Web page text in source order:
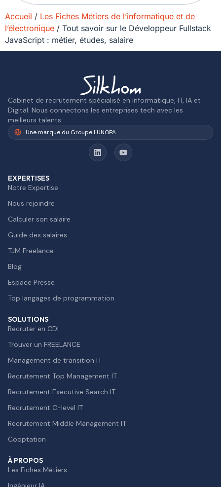
Accueil / Les Fiches Métiers de l’informatique et de
l’électronique / Tout savoir sur le Développeur Fullstack
JavaScript : métier, études, salaire
Cabinet de recrutement spécialisé en informatique, IT, IA et
Digital. Nous connectons les entreprises tech avec les
meilleurs talents.
Une marque du Groupe LUNOPA
EXPERTISES
Notre Expertise
Nous rejoindre
Calculer son salaire
Guide des salaires
TJM Freelance
Blog
Espace Presse
Top langages de programmation
SOLUTIONS
Recruter en CDI
Trouver un FREELANCE
Management de transition IT
Recrutement Top Management IT
Recrutement Executive Search IT
Recrutement C-level IT
Recrutement Middle Management IT
Cooptation
À PROPOS
Les Fiches Métiers